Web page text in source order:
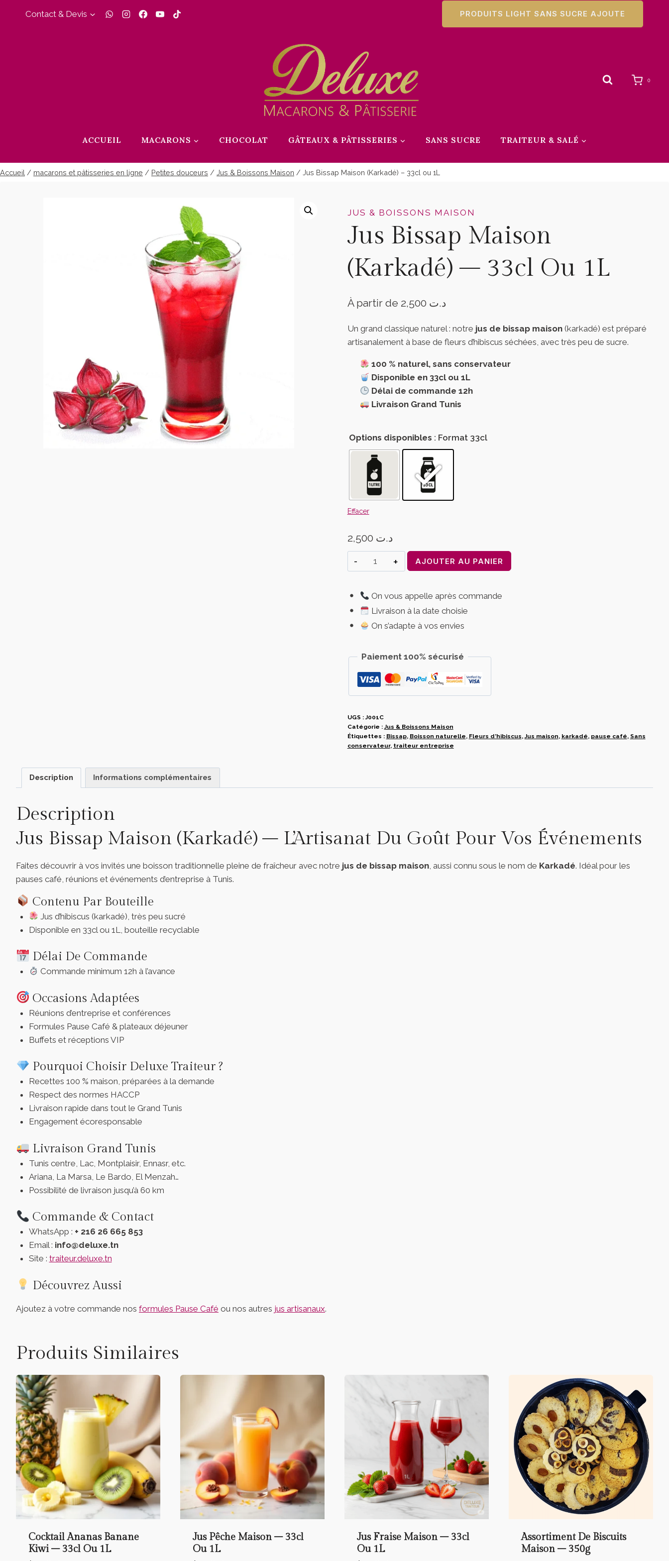
Contact & Devis PRODUITS LIGHT SANS SUCRE AJOUTE
0
ACCUEIL MACARONS CHOCOLAT GÂTEAUX & PÂTISSERIES SANS SUCRE TRAITEUR & SALÉ
Accueil / macarons et pâtisseries en ligne / Petites douceurs / Jus & Boissons Maison / Jus Bissap Maison (Karkadé) – 33cl ou 1L
JUS & BOISSONS MAISON
Jus Bissap Maison
(Karkadé) – 33cl Ou 1L
À partir de د.ت
Un grand classique naturel : notre jus de bissap maison(karkadé) est préparé
artisanalement à base de fleurs d’hibiscus séchées, avec très peu de sucre.
100 % naturel, sans conservateur
Disponible en 33cl ou 1L
Délai de commande 12h
Livraison Grand Tunis
Options disponibles : Format 33cl
Effacer
د.ت
quantité
de
Bissap
Maison
(Karkadé)
33cl
1L
AJOUTER AU PANIER
On vous appelle après commande
Livraison à la date choisie
On s’adapte à vos envies
Paiement 100% sécurisé
UGS :J001C
Catégorie :Jus & Boissons Maison
Étiquettes : Bissap, Boisson naturelle, Fleurs d’hibiscus,Jus maison, karkadé, pause café, Sans
conservateur, traiteur entreprise
Description Informations complémentaires
Description
Jus Bissap Maison (Karkadé) – L’Artisanat Du Goût Pour Vos Événements
Faites découvrir à vos invités une boisson traditionnelle pleine de fraîcheur avec notre jus de bissap maison , aussi connu sous le nom de Karkadé. Idéal pour les
pauses café, réunions et événements d’entreprise à Tunis.
Contenu Par Bouteille
Jus d’hibiscus (karkadé), très peu sucré
Disponible en 33cl ou 1L, bouteille recyclable
Délai De Commande
Commande minimum 12h à l’avance
Occasions Adaptées
Réunions d’entreprise et conférences
Formules Pause Café & plateaux déjeuner
Buffets et réceptions VIP
Pourquoi Choisir Deluxe Traiteur ?
Recettes 100 % maison, préparées à la demande
Respect des normes HACCP
Livraison rapide dans tout le Grand Tunis
Engagement écoresponsable
Livraison Grand Tunis
Tunis centre, Lac, Montplaisir, Ennasr, etc.
Ariana, La Marsa, Le Bardo, El Menzah…
Possibilité de livraison jusqu’à 60 km
Commande & Contact
WhatsApp : + 216 26 665 853
Email : info@deluxe.tn
Site : traiteur.deluxe.tn
Découvrez Aussi
Ajoutez à votre commande nos formules Pause Café ou nos autres jus artisanaux.
Produits Similaires
Cocktail Ananas Banane
Kiwi – 33cl Ou 1L
Jus Pêche Maison – 33cl
Ou 1L
Jus Fraise Maison – 33cl
Ou 1L
Assortiment De Biscuits
Maison – 350g